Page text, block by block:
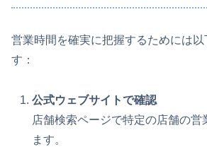
営業時間を確実に把握するためには
す：
公式ウェブサイトで確認
店舗検索ページで特定の店舗の営
ます。